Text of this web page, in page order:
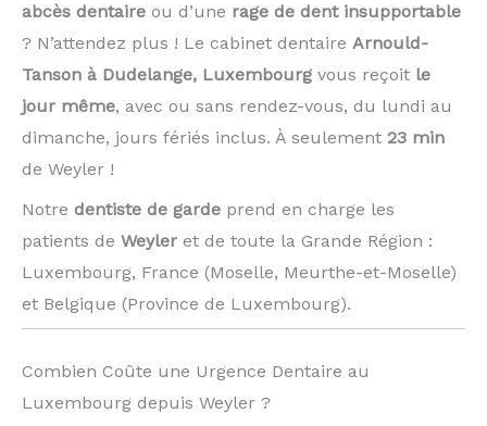
abcès dentaire ou d’une rage de dent insupportable
? N’attendez plus ! Le cabinet dentaire Arnould-
Tanson à Dudelange, Luxembourg vous reçoit le
jour même, avec ou sans rendez-vous, du lundi au
dimanche, jours fériés inclus. À seulement 23 min
de Weyler !
Notre dentiste de garde prend en charge les
patients de Weyler et de toute la Grande Région :
Luxembourg, France (Moselle, Meurthe-et-Moselle)
et Belgique (Province de Luxembourg). ️
Combien Coûte une Urgence Dentaire au
Luxembourg depuis Weyler ?